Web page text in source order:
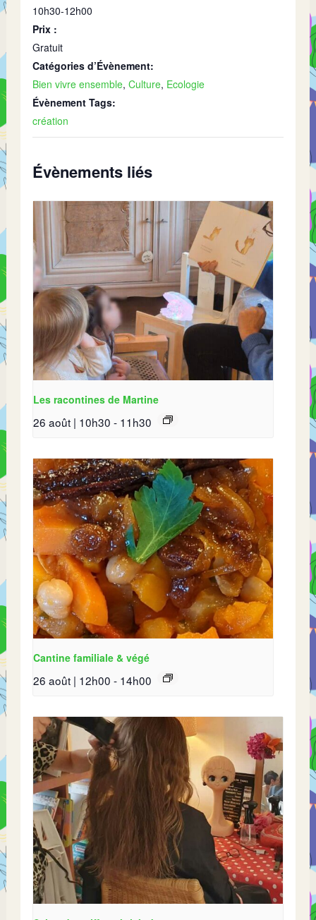
10h30-12h00
Prix :
Gratuit
Catégories d’Évènement:
Bien vivre ensemble,Culture, Ecologie
Évènement Tags:
création
Évènements liés
Les racontines de Martine
26 août | 10h30 - 11h30
Cantine familiale & végé
26 août | 12h00 - 14h00